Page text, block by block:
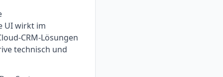
UI wirkt im
CRM-Lösungen
technisch und